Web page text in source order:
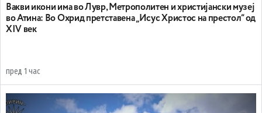
Вакви икони има во Лувр, Метрополитен и христијански музеј
во Атина: Во Охрид претставена „Исус Христос на престол“ од
XIV век
пред 1 час